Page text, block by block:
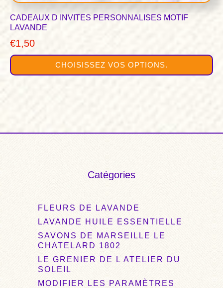
CADEAUX D INVITES PERSONNALISES MOTIF
LAVANDE
€1,50
CHOISISSEZ VOS OPTIONS.
Catégories
FLEURS DE LAVANDE
LAVANDE HUILE ESSENTIELLE
SAVONS DE MARSEILLE LE
CHATELARD 1802
LE GRENIER DE L ATELIER DU
SOLEIL
MODIFIER LES PARAMÈTRES